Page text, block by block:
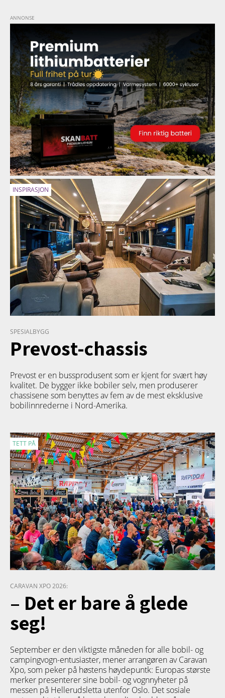
INSPIRASJON
SPESIALBYGG
Prevost-chassis
Prevost er en bussprodusent som er kjent for svært høy
kvalitet. De bygger ikke bobiler selv, men produserer
chassisene som benyttes av fem av de mest eksklusive
bobilinnrederne i Nord-Amerika.
TETT PÅ
CARAVAN XPO 2026:
– Det er bare å glede
seg!
September er den viktigste måneden for alle bobil- og
campingvogn-entusiaster, mener arrangøren av Caravan
Xpo, som peker på høstens høydepuntk: Europas største
merker presenterer sine bobil- og vognnyheter på
messen på Hellerudsletta utenfor Oslo. Det sosiale